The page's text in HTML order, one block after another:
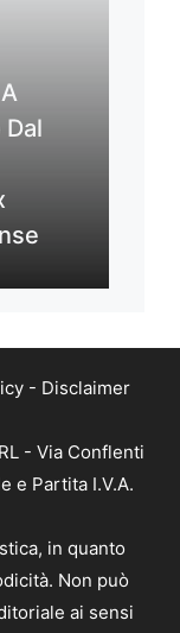
- Disclaimer
- Via Conflenti
e Partita I.V.A.
in quanto
Non può
ai sensi